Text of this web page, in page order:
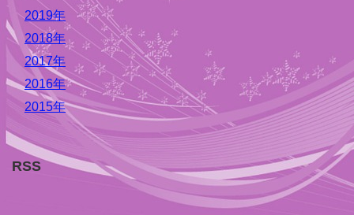
2019年
2018年
2017年
2016年
2015年
RSS